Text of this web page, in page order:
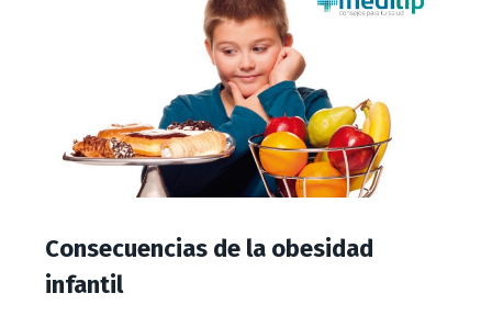
Consecuencias de la obesidad
infantil